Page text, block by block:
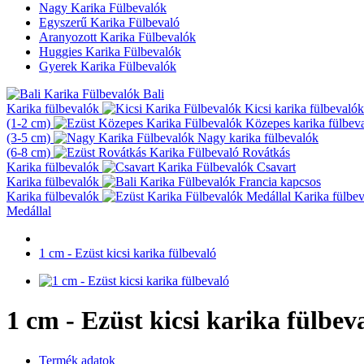
Nagy Karika Fülbevalók
Egyszerű Karika Fülbevaló
Aranyozott Karika Fülbevalók
Huggies Karika Fülbevalók
Gyerek Karika Fülbevalók
Bali
Karika fülbevalók
Kicsi karika fülbevalók
(1-2 cm)
Közepes karika
(3-5 cm)
Nagy karika fülbevalók
(6-8 cm)
Rovátkás
Karika fülbevalók
Csavart
Karika fülbevalók
Francia kapcsos
Karika fülbevalók
Karika
Medállal
1 cm - Ezüst kicsi karika fülbevaló
1 cm - Ezüst kicsi karika
Termék adatok